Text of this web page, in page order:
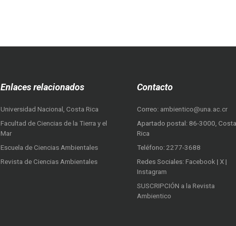
Enlaces relacionados
Universidad Nacional, Costa Rica
Facultad de Ciencias de la Tierra y el
Mar
Escuela de Ciencias Ambientales
Revista de Ciencias Ambientales
Contacto
Correo: ambientico@una.ac.cr
Apartado postal: 86-3000, Costa
Rica
Teléfono: 2277-3688
Redes Sociales: Facebook | X |
Instagram
SUSCRIPCIÓN a la Revista
Ambientico